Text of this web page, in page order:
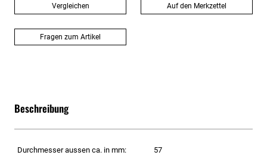
Vergleichen Auf den Merkzettel
Fragen zum Artikel
Beschreibung
Durchmesser aussen ca. in mm:
57